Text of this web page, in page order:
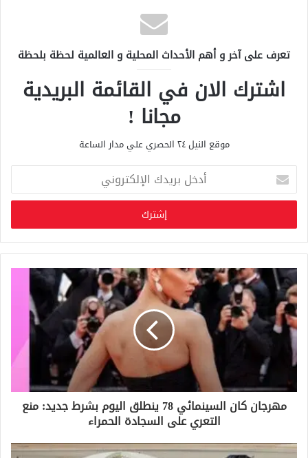
تعرف على آخر و أهم الأحداث المحلية و العالمية لحظة بلحظة
اشترك الان في القائمة البريدية
مجانا !
موقع النيل ٢٤ الحصري علي مدار الساعة
خ
ب
ر
ي
د
ك
ا
ل
إ
ل
ك
ر
مهرجان كان السينمائي 78 ينطلق اليوم بشرط جديد: منع
التعري على السجادة الحمراء